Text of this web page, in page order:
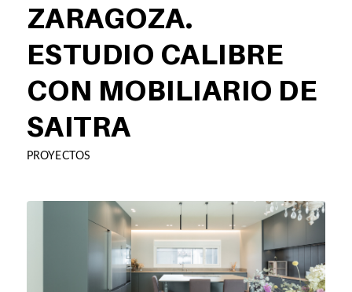
ZARAGOZA.
ESTUDIO CALIBRE
CON MOBILIARIO DE
SAITRA
PROYECTOS